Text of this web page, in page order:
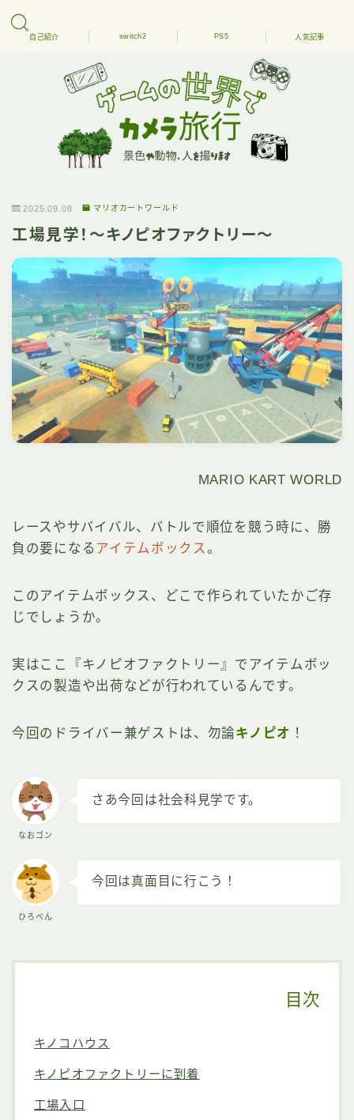
自己紹介 switch2 PS5 人気記事
2025.09.08 マリオカートワールド
工場見学！～キノピオファクトリー～
MARIO KART WORLD
レースやサバイバル、バトルで順位を競う時に、勝
負の要になる アイテムボックス 。
このアイテムボックス、どこで作られていたかご存
じでしょうか。
実はここ『キノピオファクトリー』でアイテムボッ
クスの製造や出荷などが行われているんです。
今回のドライバー兼ゲストは、勿論キノピオ ！
なおゴン
さあ今回は社会科見学です。
ひろぺん
今回は真面目に行こう！
目次
キノコハウス
キノピオファクトリーに到着
工場入口